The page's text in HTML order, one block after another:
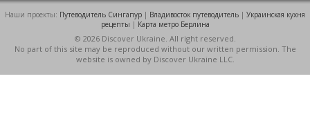
Наши проекты: Путеводитель Сингапур | Владивосток путеводитель | Украинская кухня
рецепты | Карта метро Берлина
© 2026 Discover Ukraine. All right reserved.
No part of this site may be reproduced without our written permission. The
website is owned by Discover Ukraine LLC.